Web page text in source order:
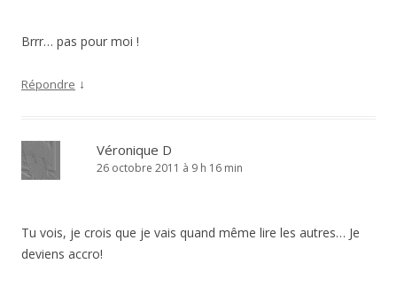
Brrr… pas pour moi !
Répondre ↓
Véronique D
26 octobre 2011 à 9 h 16 min
Tu vois, je crois que je vais quand même lire les autres… Je
deviens accro!